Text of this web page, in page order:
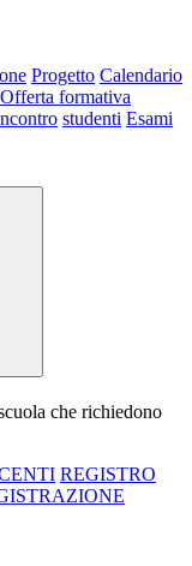
Progetto Calendario
Offerta formativa
studenti Esami
che richiedono
REGISTRO